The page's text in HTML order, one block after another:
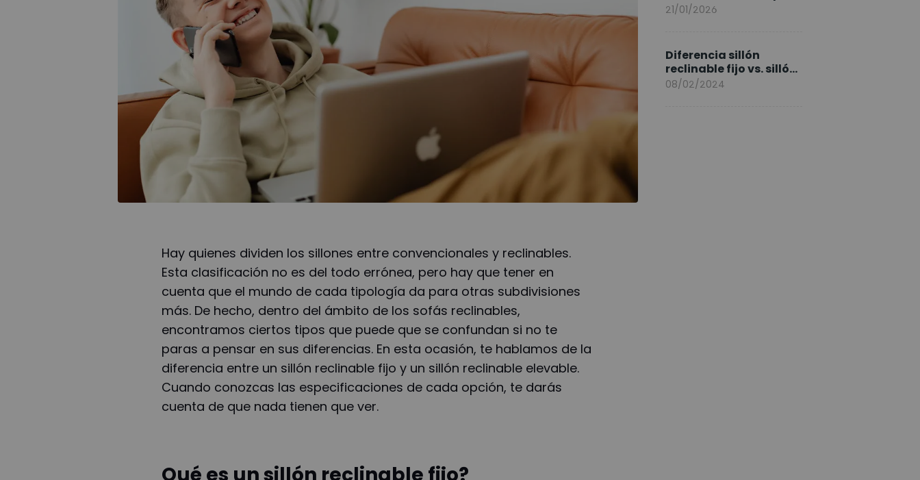
Hay quienes dividen los sillones entre convencionales y reclinables.
Esta clasificación no es del todo errónea, pero hay que tener en
cuenta que el mundo de cada tipología da para otras subdivisiones
más. De hecho, dentro del ámbito de los sofás reclinables,
encontramos ciertos tipos que puede que se confundan si no te
paras a pensar en sus diferencias. En esta ocasión, te hablamos de la
diferencia entre un sillón reclinable fijo y un sillón reclinable elevable.
Cuando conozcas las especificaciones de cada opción, te darás
cuenta de que nada tienen que ver.
tus Objetivos Fitness
21/01/2026
Diferencia sillón
reclinable fijo vs. sillón
elevable
08/02/2024